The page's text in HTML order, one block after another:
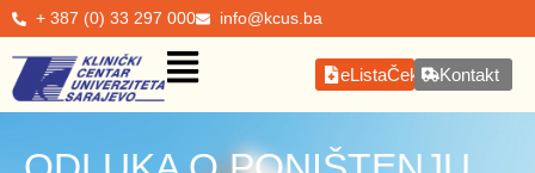
+ 387 (0) 33 297 000 info@kcus.ba
eListaČekanjaKontakt